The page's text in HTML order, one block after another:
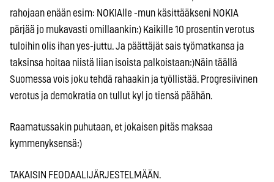
rahojaan enään esim: NOKIAlle -mun käsittääkseni NOKIA
pärjää jo mukavasti omillaankin:) Kaikille 10 prosentin verotus
tuloihin olis ihan yes-juttu. Ja päättäjät sais työmatkansa ja
taksinsa hoitaa niistä liian isoista palkoistaan:)Näin täällä
Suomessa vois joku tehdä rahaakin ja työllistää. Progresiivinen
verotus ja demokratia on tullut kyl jo tiensä päähän.
Raamatussakin puhutaan, et jokaisen pitäs maksaa
kymmenyksensä:)
TAKAISIN FEODAALIJÄRJESTELMÄÄN.